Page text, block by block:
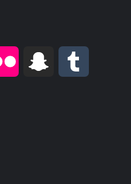
Flickr Snapchat